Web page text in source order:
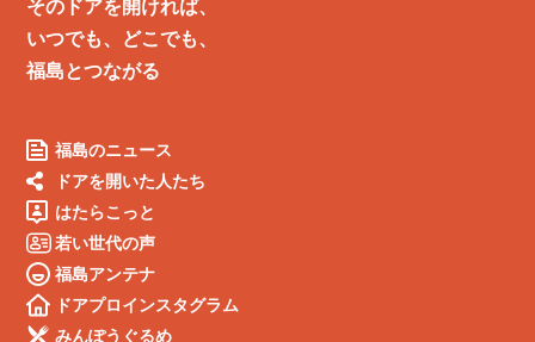
そのドアを開ければ、
いつでも、どこでも、
福島とつながる
福島のニュース
ドアを開いた人たち
はたらこっと
若い世代の声
福島アンテナ
ドアプロインスタグラム
みんぽうぐるめ